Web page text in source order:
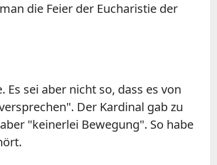
die Feier der Eucharistie der
sei aber nicht so, dass es von
Der Kardinal gab zu
"keinerlei Bewegung". So habe